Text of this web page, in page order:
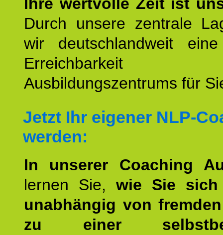
Durch unsere zentrale
wir deutschlandweit
Erreichbarkeit
Ausbildungszentrums für
Jetzt Ihr eigener NLP-
werden:
In unserer Coaching
lernen Sie, wie Sie
unabhängig von
zu einer